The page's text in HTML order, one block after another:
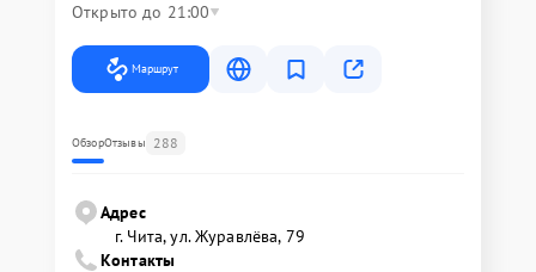
Открыто до 21:00
Маршрут
ОбзорОтзывы 288
Адрес
г. Чита, ул. Журавлёва, 79
Контакты